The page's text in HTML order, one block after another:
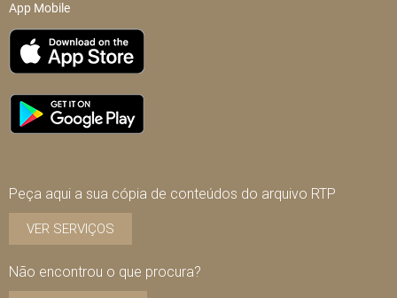
App Mobile
Peça aqui a sua cópia de conteúdos do arquivo RTP
VER SERVIÇOS
Não encontrou o que procura?